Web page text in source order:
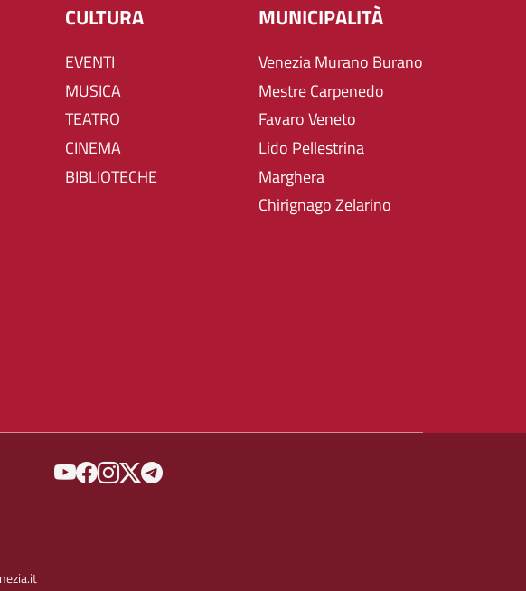
CULTURA
EVENTI
MUSICA
TEATRO
CINEMA
BIBLIOTECHE
MUNICIPALITÀ
Venezia Murano Burano
Mestre Carpenedo
Favaro Veneto
Lido Pellestrina
Marghera
Chirignago Zelarino
SOCIAL MENU